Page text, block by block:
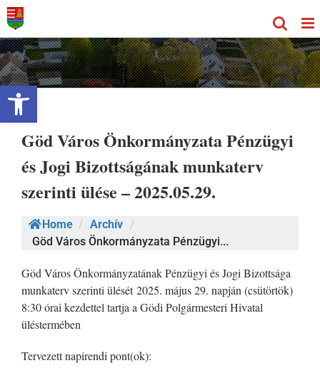
Eszköztár megnyitása
Kihagyás
Göd Város Önkormányzata Pénzügyi
és Jogi Bizottságának munkaterv
szerinti ülése – 2025.05.29.
Home / Archív /
Göd Város Önkormányzata Pénzügyi...
Göd Város Önkormányzatának Pénzügyi és Jogi Bizottsága
munkaterv szerinti ülését 2025. május 29. napján (csütörtök)
8:30 órai kezdettel tartja a Gödi Polgármesteri Hivatal
üléstermében
Tervezett napirendi pont(ok):